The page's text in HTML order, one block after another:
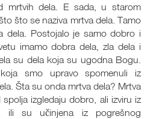
mrtvih dela. E sada, u starom
što se naziva mrtva dela. Tamo
dela. Postojalo je samo dobro i
imamo dobra dela, zla dela i
su dela koja su ugodna Bogu.
smo upravo spomenuli iz
Šta su onda mrtva dela? Mrtva
izgledaju dobro, ali izviru iz
ili su učinjena iz pogrešnog